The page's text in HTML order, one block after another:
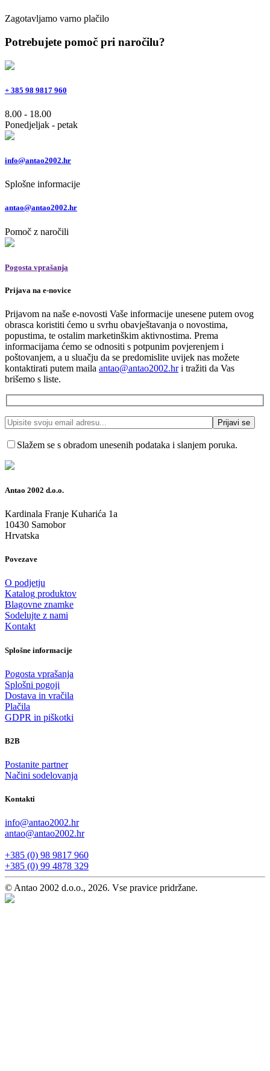
Zagotavljamo varno plačilo
Potrebujete pomoč pri naročilu?
+ 385 98 9817 960
8.00 - 18.00
Ponedjeljak - petak
info@antao2002.hr
Splošne informacije
antao@antao2002.hr
Pomoč z naročili
Pogosta vprašanja
Prijava na e-novice
Prijavom na naše e-novosti Vaše informacije unesene putem ovog
obrasca koristiti ćemo u svrhu obavještavanja o novostima,
popustima, te ostalim marketinškim aktivnostima. Prema
informacijama ćemo se odnositi s potpunim povjerenjem i
poštovanjem, a u sluačju da se predomislite uvijek nas možete
kontaktirati putem maila antao@antao2002.hri tražiti da Vas
brišemo s liste.
Slažem se s obradom unesenih podataka i slanjem poruka.
Antao 2002 d.o.o.
Kardinala Franje Kuharića 1a
10430 Samobor
Hrvatska
Povezave
O podjetju
Katalog produktov
Blagovne znamke
Sodelujte z nami
Kontakt
Splošne informacije
Pogosta vprašanja
Splošni pogoji
Dostava in vračila
Plačila
GDPR in piškotki
B2B
Postanite partner
Načini sodelovanja
Kontakti
info@antao2002.hr
antao@antao2002.hr
+385 (0) 98 9817 960
+385 (0) 99 4878 329
© Antao 2002 d.o.o., 2026. Vse pravice pridržane.